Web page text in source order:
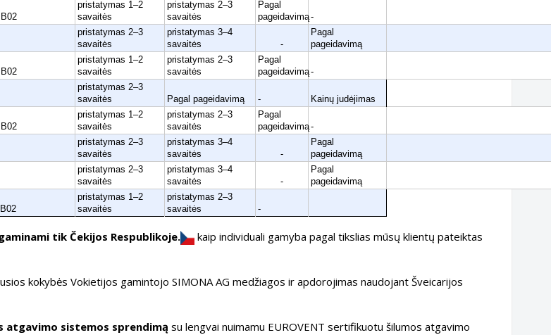
pristatymas 1–2
savaitės
pristatymas 2–3
savaitės
Pagal
pageidavimą-
pristatymas 2–3
savaitės
pristatymas 3–4
savaitės
-
Pagal
pageidavimą
pristatymas 1–2
savaitės
pristatymas 2–3
savaitės
Pagal
pageidavimą-
pristatymas 2–3
savaitės
Pagal pageidavimą - Kainų judėjimas
pristatymas 1–2
savaitės
pristatymas 2–3
savaitės
Pagal
pageidavimą-
pristatymas 2–3
savaitės
pristatymas 3–4
savaitės
-
Pagal
pageidavimą
pristatymas 2–3
savaitės
pristatymas 3–4
savaitės
-
Pagal
pageidavimą
pristatymas 1–2
savaitės
pristatymas 2–3
savaitės
-
tik Čekijos Respublikoje.
kaip individuali gamyba pagal tikslias mūsų klientų pateiktas
kokybės Vokietijos gamintojo SIMONA AG medžiagos ir apdorojimas naudojant Šveicarijos
atgavimo sistemos sprendimą su lengvai nuimamu EUROVENT sertifikuotu šilumos atgavimo